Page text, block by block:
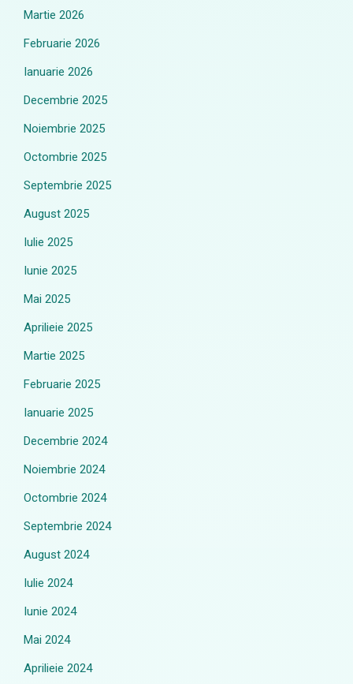
Martie 2026
Februarie 2026
Ianuarie 2026
Decembrie 2025
Noiembrie 2025
Octombrie 2025
Septembrie 2025
August 2025
Iulie 2025
Iunie 2025
Mai 2025
Aprilieie 2025
Martie 2025
Februarie 2025
Ianuarie 2025
Decembrie 2024
Noiembrie 2024
Octombrie 2024
Septembrie 2024
August 2024
Iulie 2024
Iunie 2024
Mai 2024
Aprilieie 2024